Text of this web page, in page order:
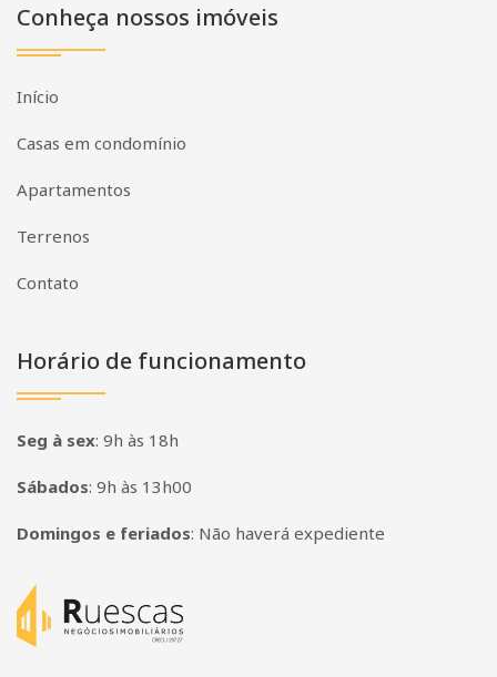
Conheça nossos imóveis
Início
Casas em condomínio
Apartamentos
Terrenos
Contato
Horário de funcionamento
Seg à sex: 9h às 18h
Sábados: 9h às 13h00
Domingos e feriados: Não haverá expediente
Página inicial